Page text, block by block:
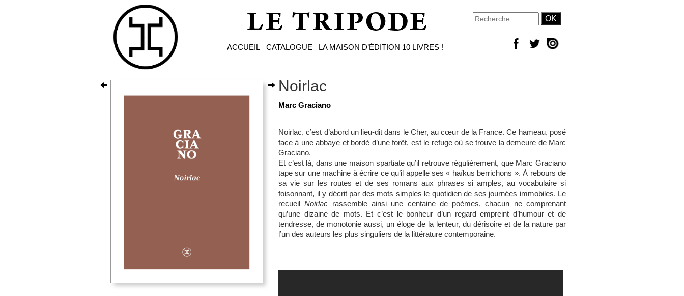
ACCUEIL CATALOGUE LA MAISON D’ÉDITION 10 LIVRES !
Noirlac
Marc Graciano
Noirlac, c’est d’abord un lieu-dit dans le Cher, au cœur de la France. Ce hameau, posé
face à une abbaye et bordé d’une forêt, est le refuge où se trouve la demeure de Marc
Graciano.
Et c’est là, dans une maison spartiate qu’il retrouve régulièrement, que Marc Graciano
tape sur une machine à écrire ce qu’il appelle ses « haïkus berrichons ». À rebours de
sa vie sur les routes et de ses romans aux phrases si amples, au vocabulaire si
foisonnant, il y décrit par des mots simples le quotidien de ses journées immobiles. Le
recueilNoirlac rassemble ainsi une centaine de poèmes, chacun ne comprenant
qu’une dizaine de mots. Et c’est le bonheur d’un regard empreint d’humour et de
tendresse, de monotonie aussi, un éloge de la lenteur, du dérisoire et de la nature par
l’un des auteurs les plus singuliers de la littérature contemporaine.